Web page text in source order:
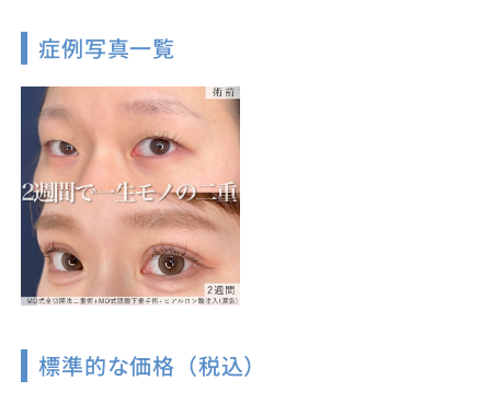
症例写真一覧
標準的な価格（税込）